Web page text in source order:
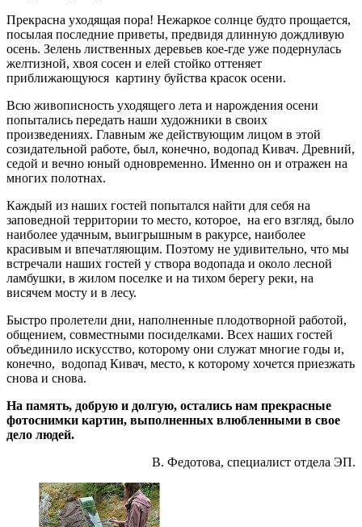
Прекрасна уходящая пора! Нежаркое солнце будто прощается,
посылая последние приветы, предвидя длинную дождливую
осень. Зелень лиственных деревьев кое-где уже подернулась
желтизной, хвоя сосен и елей стойко оттеняет
приближающуюся картину буйства красок осени.
Всю живописность уходящего лета и нарождения осени
попытались передать наши художники в своих
произведениях. Главным же действующим лицом в этой
созидательной работе, был, конечно, водопад Кивач. Древний,
седой и вечно юный одновременно. Именно он и отражен на
многих полотнах.
Каждый из наших гостей попытался найти для себя на
заповедной территории то место, которое, на его взгляд, было
наиболее удачным, выигрышным в ракурсе, наиболее
красивым и впечатляющим. Поэтому не удивительно, что мы
встречали наших гостей у створа водопада и около лесной
ламбушки, в жилом поселке и на тихом берегу реки, на
висячем мосту и в лесу.
Быстро пролетели дни, наполненные плодотворной работой,
общением, совместными посиделками. Всех наших гостей
объединило искусство, которому они служат многие годы и,
конечно, водопад Кивач, место, к которому хочется приезжать
снова и снова.
На память, добрую и долгую, остались нам прекрасные
фотоснимки картин, выполненных влюбленными в свое
дело людей.
В. Федотова, специалист отдела ЭП.